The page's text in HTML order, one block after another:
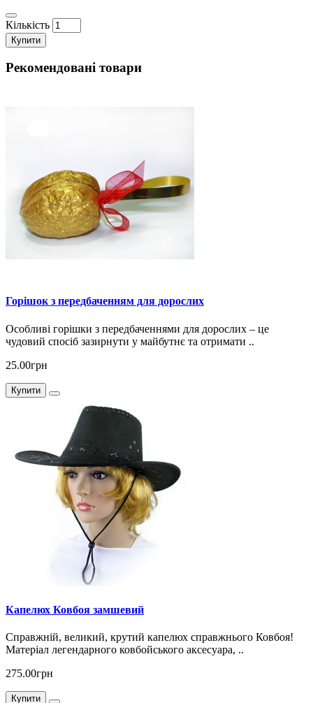
Кількість
Купити
Рекомендовані товари
Горішок з передбаченням для дорослих
Особливі горішки з передбаченнями для дорослих – це
чудовий спосіб зазирнути у майбутнє та отримати ..
25.00грн
Купити
Капелюх Ковбоя замшевий
Справжній, великий, крутий капелюх справжнього Ковбоя!
Матеріал легендарного ковбойського аксесуара, ..
275.00грн
Купити